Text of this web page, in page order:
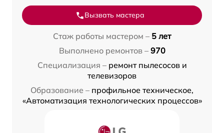
Вызвать мастера
Стаж работы мастером – 5 лет
Выполнено ремонтов – 970
Специализация – ремонт пылесосов и
телевизоров
Образование – профильное техническое,
«Автоматизация технологических процессов»